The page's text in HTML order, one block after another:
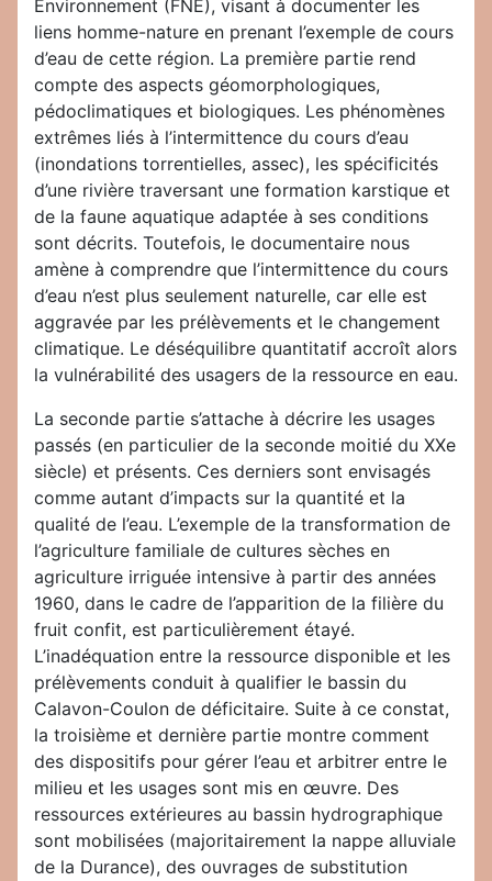
Environnement (FNE), visant à documenter les
liens homme-nature en prenant l’exemple de cours
d’eau de cette région. La première partie rend
compte des aspects géomorphologiques,
pédoclimatiques et biologiques. Les phénomènes
extrêmes liés à l’intermittence du cours d’eau
(inondations torrentielles, assec), les spécificités
d’une rivière traversant une formation karstique et
de la faune aquatique adaptée à ses conditions
sont décrits. Toutefois, le documentaire nous
amène à comprendre que l’intermittence du cours
d’eau n’est plus seulement naturelle, car elle est
aggravée par les prélèvements et le changement
climatique. Le déséquilibre quantitatif accroît alors
la vulnérabilité des usagers de la ressource en eau.
La seconde partie s’attache à décrire les usages
passés (en particulier de la seconde moitié du XXe
siècle) et présents. Ces derniers sont envisagés
comme autant d’impacts sur la quantité et la
qualité de l’eau. L’exemple de la transformation de
l’agriculture familiale de cultures sèches en
agriculture irriguée intensive à partir des années
1960, dans le cadre de l’apparition de la filière du
fruit confit, est particulièrement étayé.
L’inadéquation entre la ressource disponible et les
prélèvements conduit à qualifier le bassin du
Calavon-Coulon de déficitaire. Suite à ce constat,
la troisième et dernière partie montre comment
des dispositifs pour gérer l’eau et arbitrer entre le
milieu et les usages sont mis en œuvre. Des
ressources extérieures au bassin hydrographique
sont mobilisées (majoritairement la nappe alluviale
de la Durance), des ouvrages de substitution